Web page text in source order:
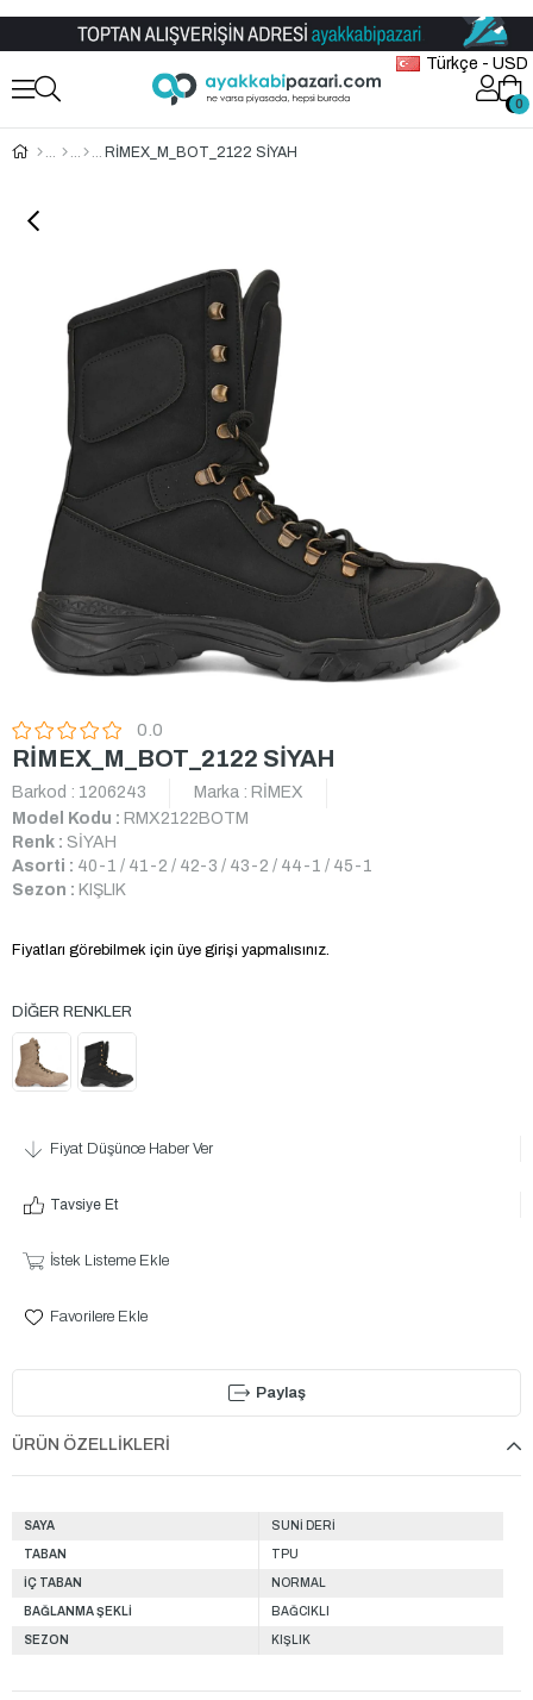
Türkçe - USD
00
RİMEX_M_BOT_2122 SİYAH
0.0
RİMEX_M_BOT_2122 SİYAH
Barkod : 1206243 Marka : RİMEX
Model Kodu : RMX2122BOTM
Renk : SİYAH
Asorti : 40-1 / 41-2 / 42-3 / 43-2 / 44-1 / 45-1
Sezon : KIŞLIK
Fiyatları görebilmek için üye girişi yapmalısınız.
Fiyat Düşünce Haber Ver
Tavsiye Et
İstek Listeme Ekle
Favorilere Ekle
Paylaş
ÜRÜN ÖZELLIKLERI
SAYA SUNİ DERİ
TABAN TPU
İÇ TABAN NORMAL
BAĞLANMA ŞEKLİ BAĞCIKLI
SEZON KIŞLIK